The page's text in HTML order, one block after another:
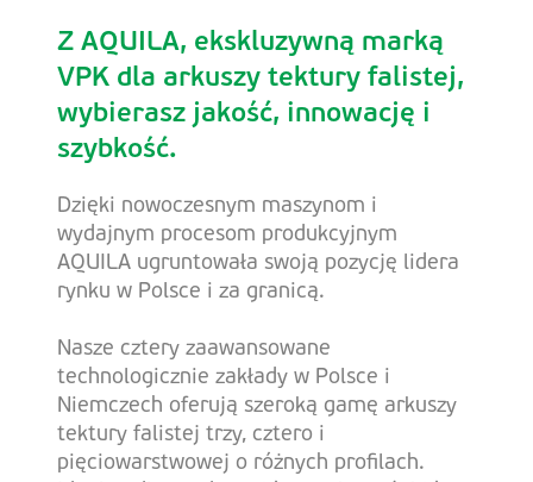
Z AQUILA, ekskluzywną marką
VPK dla arkuszy tektury falistej,
wybierasz jakość, innowację i
szybkość.
Dzięki nowoczesnym maszynom i
wydajnym procesom produkcyjnym
AQUILA ugruntowała swoją pozycję lidera
rynku w Polsce i za granicą.
Nasze cztery zaawansowane
technologicznie zakłady w Polsce i
Niemczech oferują szeroką gamę arkuszy
tektury falistej trzy, cztero i
pięciowarstwowej o różnych profilach.